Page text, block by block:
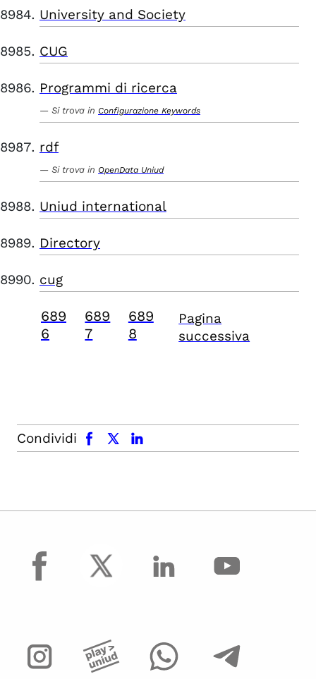
University and Society
CUG
Programmi di ricerca
Si trova in Configurazione Keywords
rdf
Si trova in OpenData Uniud
Uniud international
Directory
cug
689
6
689
7
689
8
Pagina
successiva
Condividi
facebook x.com linkedin
facebook